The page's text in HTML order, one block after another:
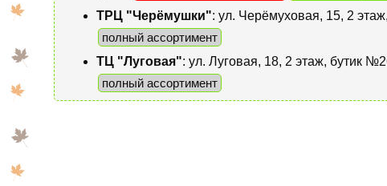
ТРЦ "Черёмушки": ул. Черёмуховая, 15, 2
полный ассортимент
ТЦ "Луговая": ул. Луговая, 18, 2 этаж, бутик
полный ассортимент